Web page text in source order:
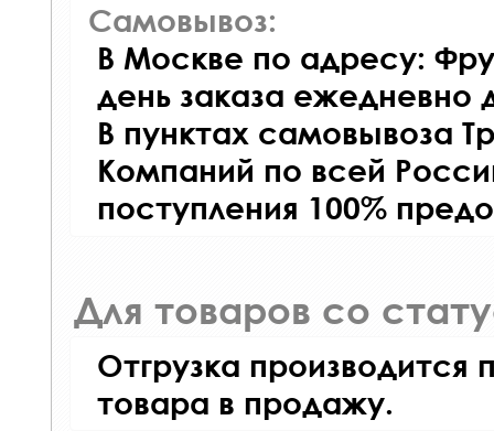
Самовывоз:
В Москве по адресу:
день заказа ежедневно
В пунктах самовывоза
Компаний по всей
поступления 100%
Для товаров со
Отгрузка производится
товара в продажу.